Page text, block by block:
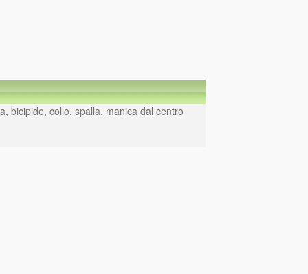
bicipide, collo, spalla, manica dal centro